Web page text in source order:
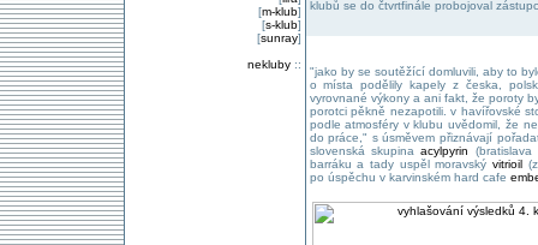
[m-klub]
[s-klub]
[sunray]
nekluby::
klubů se do čtvrtfinále probojoval
"jako by se soutěžící domluvili, aby to
o místa podělily kapely z česka,
vyrovnané výkony a ani fakt, že poroty
porotci pěkně nezapotili. v havířovské
podle atmosféry v klubu uvědomil, že
do práce," s úsměvem přiznávají
slovenská skupinaacylpyrin
barráku a tady uspěl moravskývitrioil
po úspěchu v karvinském hard cafe